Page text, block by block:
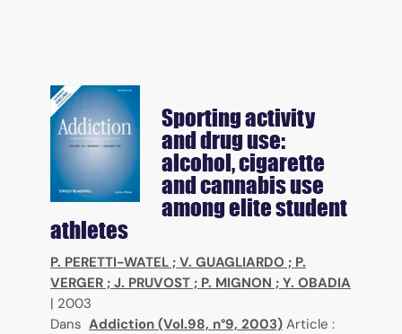
Sporting activity
and drug use:
alcohol, cigarette
and cannabis use
among elite student
athletes
P. PERETTI-WATEL ; V. GUAGLIARDO ; P.
VERGER ; J. PRUVOST ; P. MIGNON ; Y. OBADIA
| 2003
Dans Addiction (Vol.98, n°9, 2003) Article :